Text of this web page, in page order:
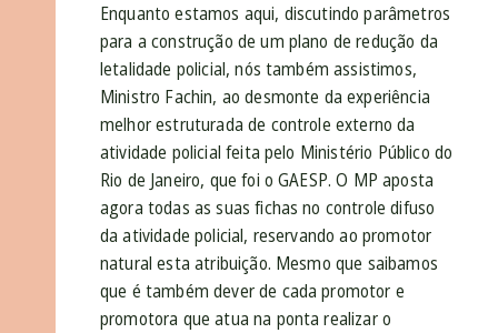
Enquanto estamos aqui, discutindo parâmetros
para a construção de um plano de redução da
letalidade policial, nós também assistimos,
Ministro Fachin, ao desmonte da experiência
melhor estruturada de controle externo da
atividade policial feita pelo Ministério Público do
Rio de Janeiro, que foi o GAESP. O MP aposta
agora todas as suas fichas no controle difuso
da atividade policial, reservando ao promotor
natural esta atribuição. Mesmo que saibamos
que é também dever de cada promotor e
promotora que atua na ponta realizar o